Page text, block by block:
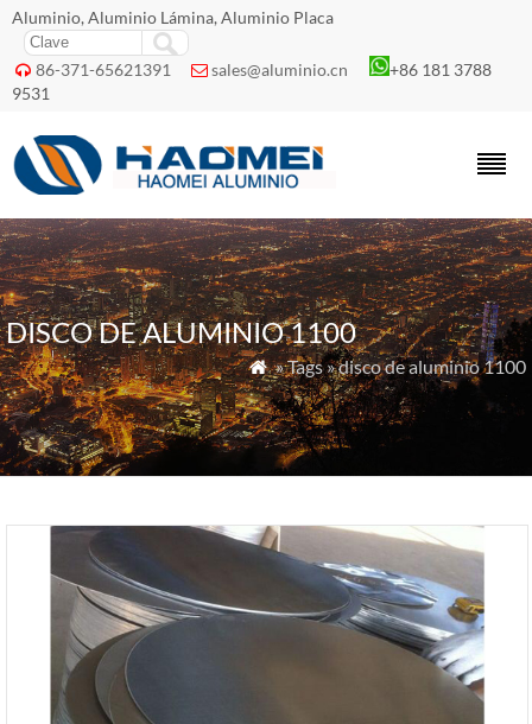
Aluminio, Aluminio Lámina, Aluminio Placa
 86-371-65621391  sales@aluminio.cn
+86 181 3788
9531
DISCO DE ALUMINIO 1100
 » Tags » disco de aluminio 1100